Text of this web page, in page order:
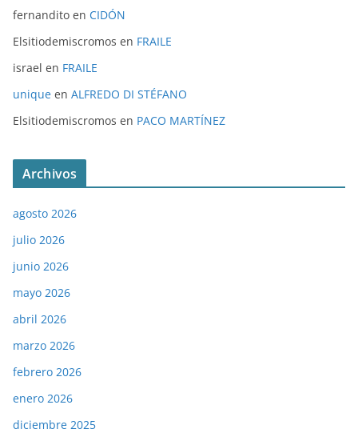
fernandito en CIDÓN
Elsitiodemiscromos en FRAILE
israel en FRAILE
unique en ALFREDO DI STÉFANO
Elsitiodemiscromos en PACO MARTÍNEZ
Archivos
agosto 2026
julio 2026
junio 2026
mayo 2026
abril 2026
marzo 2026
febrero 2026
enero 2026
diciembre 2025